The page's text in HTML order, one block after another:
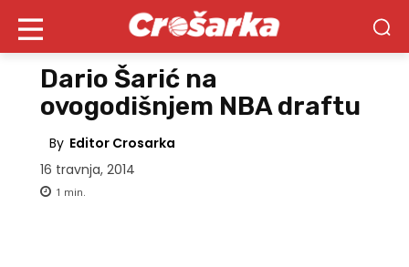
Dario Šarić na
ovogodišnjem NBA draftu
By Editor Crosarka
16 travnja, 2014
1 min.